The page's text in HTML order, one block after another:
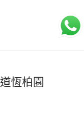
恆柏園